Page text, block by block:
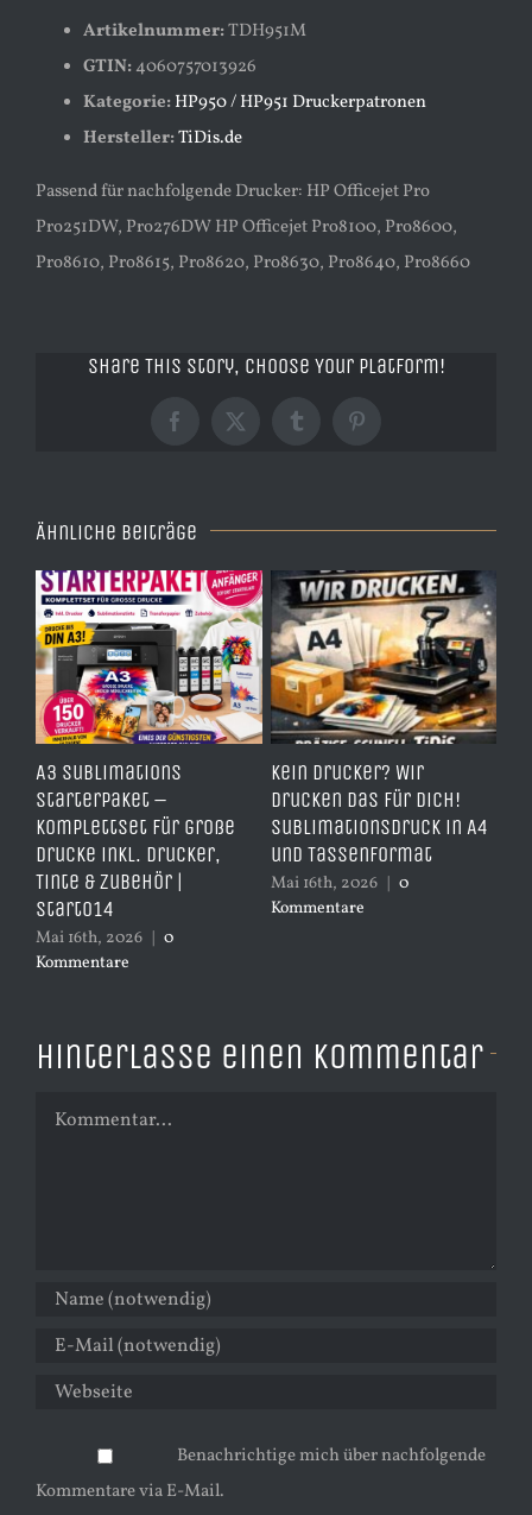
Artikelnummer:TDH951M
GTIN:4060757013926
Kategorie:HP950 / HP951 Druckerpatronen
Hersteller:TiDis.de
Passend für nachfolgende Drucker: HP Officejet Pro
Pro251DW, Pro276DW HP Officejet Pro8100, Pro8600,
Pro8610, Pro8615, Pro8620, Pro8630, Pro8640, Pro8660
Share This Story, Choose Your Platform!
Facebook
X TumblrPinterest
Ähnliche Beiträge
A3 Sublimations
Starterpaket –
Komplettset für große
Drucke inkl. Drucker,
Tinte & Zubehör |
Start014
Mai 16th, 2026 | 0
Kommentare
Kein Drucker? Wir
drucken das für dich!
Sublimationsdruck in A4
und Tassenformat
Mai 16th, 2026 | 0
Kommentare
Hinterlasse einen Kommentar
Kommentar
Benachrichtige mich über nachfolgende
Kommentare via E-Mail.